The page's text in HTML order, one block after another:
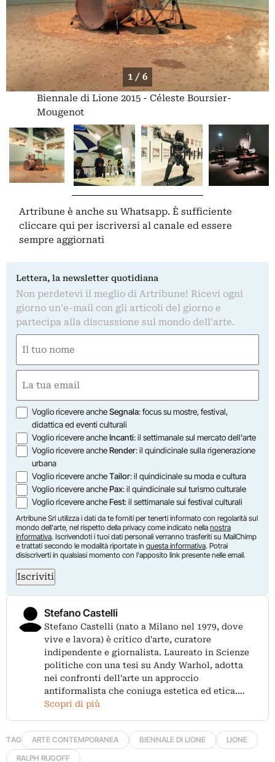
1 / 6
Biennale di Lione 2015 - Céleste Boursier-
Mougenot
Artribune è anche su Whatsapp. È sufficiente
cliccare qui per iscriversi al canale ed essere
sempre aggiornati
Lettera, la newsletter quotidiana
Non perdetevi il meglio di Artribune! Ricevi ogni
giorno un'e-mail con gli articoli del giorno e
partecipa alla discussione sul mondo dell'arte.
(Obbligatorio)
Nome
(Obbligatorio)
Opzioni
Voglio ricevere ancheSegnala: focus su mostre, festival,
didattica ed eventi culturali
Voglio ricevere ancheIncanti: il settimanale sul mercato dell'arte
Voglio ricevere ancheRender: il quindicinale sulla rigenerazione
urbana
Voglio ricevere ancheTailor: il quindicinale su moda e cultura
Voglio ricevere anchePax: il quindicinale sul turismo culturale
Voglio ricevere ancheFest: il settimanale sui festival culturali
Artribune Srl utilizza i dati da te forniti per tenerti informato con regolarità sul
mondo dell'arte, nel rispetto della privacy come indicato nella nostra
informativa. Iscrivendoti i tuoi dati personali verranno trasferiti su MailChimp
e trattati secondo le modalità riportate in questa informativa. Potrai
disiscriverti in qualsiasi momento con l'apposito link presente nelle email.
Iscriviti
Stefano Castelli
Stefano Castelli (nato a Milano nel 1979, dove
vive e lavora) è critico d'arte, curatore
indipendente e giornalista. Laureato in Scienze
politiche con una tesi su Andy Warhol, adotta
nei confronti dell'arte un approccio
antiformalista che coniuga estetica ed etica.…
Scopri di più
TAG ARTE CONTEMPORANEA BIENNALE DI LIONE
LIONE
RALPH RUGOFF